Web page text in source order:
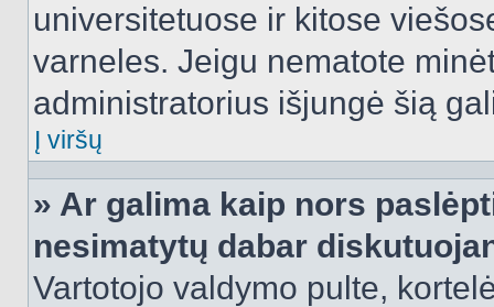
universitetuose ir kitose
varneles. Jeigu nematote
administratorius išjungė šią
Į viršų
» Ar galima kaip nors
nesimatytų dabar
Vartotojo valdymo pulte,